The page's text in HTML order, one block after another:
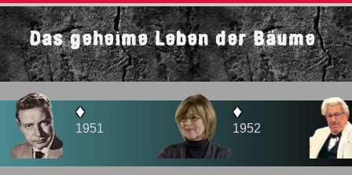
Das geheime Leben der Bäume
♦
1951 1952
♦
1956